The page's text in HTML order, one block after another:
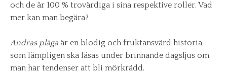
och de är 100 % trovärdiga i sina respektive roller. Vad
mer kan man begära?
Andras plåga är en blodig och fruktansvärd historia
som lämpligen ska läsas under brinnande dagsljus om
man har tendenser att bli mörkrädd.